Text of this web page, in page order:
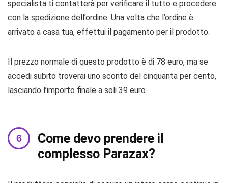
specialista ti contatterà per verificare il tutto e procedere
con la spedizione dell’ordine. Una volta che l’ordine è
arrivato a casa tua, effettui il pagamento per il prodotto.
Il prezzo normale di questo prodotto è di 78 euro, ma se
accedi subito troverai uno sconto del cinquanta per cento,
lasciando l’importo finale a soli 39 euro.
Come devo prendere il
complesso Parazax?